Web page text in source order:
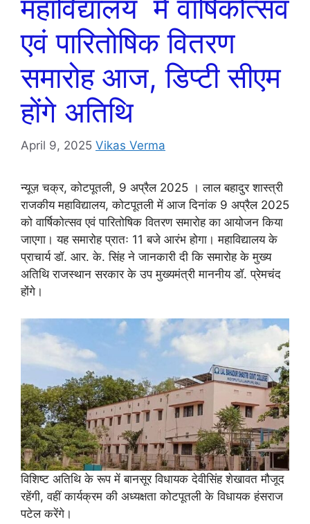
महाविद्यालय में वार्षिकोत्सव
एवं पारितोषिक वितरण
समारोह आज, डिप्टी सीएम
होंगे अतिथि
April 9, 2025 Vikas Verma
न्यूज़ चक्र, कोटपूतली, 9 अप्रैल 2025 । लाल बहादुर शास्त्री
राजकीय महाविद्यालय, कोटपूतली में आज दिनांक 9 अप्रैल 2025
को वार्षिकोत्सव एवं पारितोषिक वितरण समारोह का आयोजन किया
जाएगा। यह समारोह प्रातः 11 बजे आरंभ होगा। महाविद्यालय के
प्राचार्य डॉ. आर. के. सिंह ने जानकारी दी कि समारोह के मुख्य
अतिथि राजस्थान सरकार के उप मुख्यमंत्री माननीय डॉ. प्रेमचंद
होंगे।
विशिष्ट अतिथि के रूप में बानसूर विधायक देवीसिंह शेखावत मौजूद
रहेंगी, वहीं कार्यक्रम की अध्यक्षता कोटपूतली के विधायक हंसराज
पटेल करेंगे।